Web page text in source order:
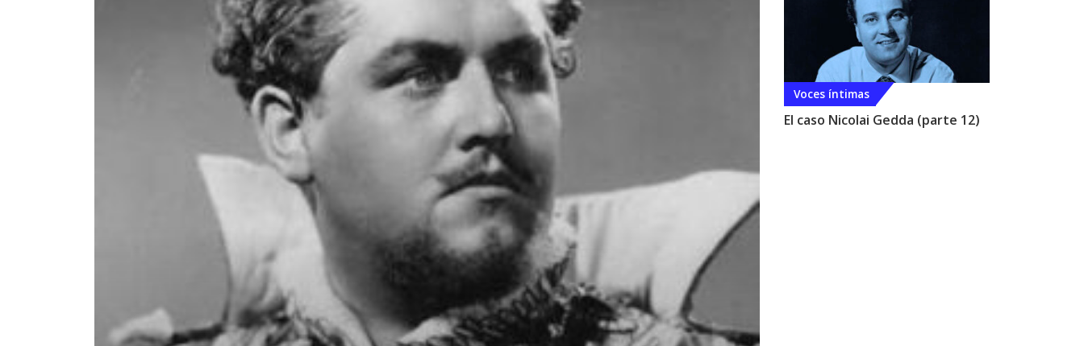
Voces íntimas
El caso Nicolai Gedda (parte 12)